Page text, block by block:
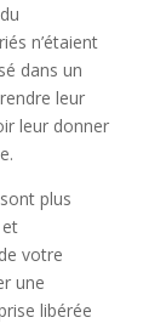
n’étaient
dans un
leur
leur donner
plus
votre
une
libérée